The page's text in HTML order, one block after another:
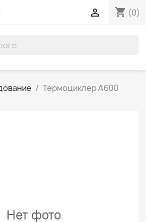
shopping_cart (0)

Термоциклер А600